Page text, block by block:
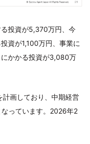
る投資が5,370万円、今
資が1,100万円、事業に
かかる投資が3,080万
画しており、中期経営
っています。2026年2